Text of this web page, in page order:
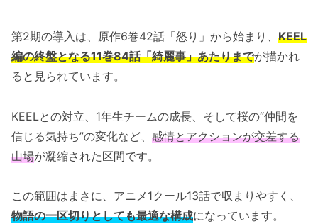
第2期の導入は、原作6巻42話「怒り」から始まり、 KEEL
編の終盤となる11巻84話「綺麗事」あたりまでが描かれ
ると見られています。
KEELとの対立、1年生チームの成長、そして桜の“仲間を
信じる気持ち”の変化など、 感情とアクションが交差する
山場が凝縮された区間です。
この範囲はまさに、アニメ1クール13話で収まりやすく、
物語の一区切りとしても最適な構成になっています。